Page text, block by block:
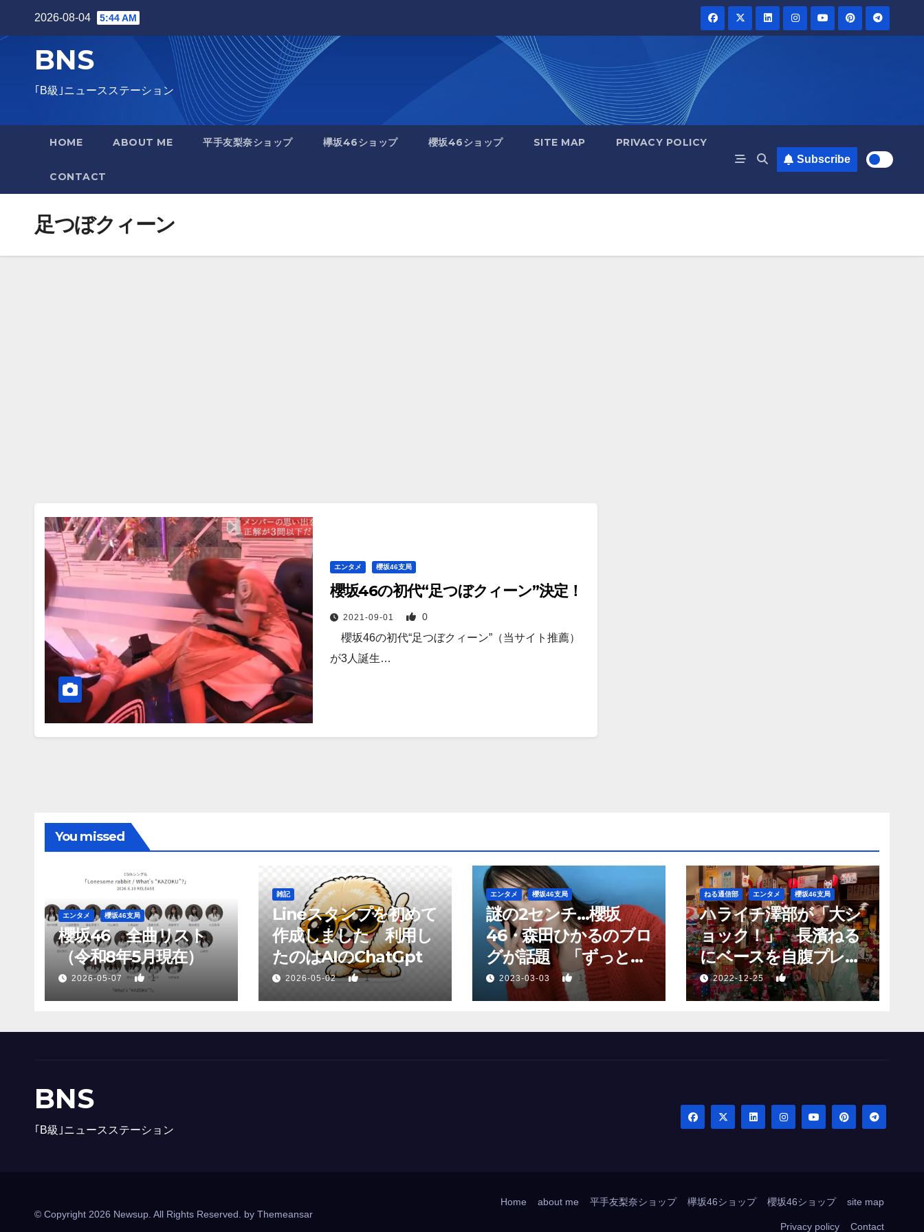
2026-08-04 5:44 AM
BNS
｢B級｣ニュースステーション
HOME ABOUT ME 平手友梨奈ショップ 欅坂46ショップ 櫻坂46ショップ SITE MAP PRIVACY POLICY
CONTACT
Subscribe
足つぼクィーン
エンタメ 櫻坂46支局
櫻坂46の初代“足つぼクィーン”決定！
2021-09-01 0
櫻坂46の初代“足つぼクィーン”（当サイト推薦）
が3人誕生…
You missed
エンタメ 櫻坂46支局
櫻坂46 全曲リスト
（令和8年5月現在）
2026-05-07 1
雑記
Lineスタンプを初めて
作成しました 利用し
たのはAIのChatGpt
2026-05-02 1
エンタメ 櫻坂46支局
謎の2センチ…櫻坂
46・森田ひかるのブロ
グが話題 「ずっと願
っていた、あれか？」
2023-03-03 1
ねる通信部 エンタメ 櫻坂46支局
ハライチ澤部が「大シ
ョック！」 長濱ねる
にベースを自腹プレゼ
ントするも…
2022-12-25 1
BNS
｢B級｣ニュースステーション
© Copyright 2026 Newsup. All Rights Reserved. by Themeansar
Home about me 平手友梨奈ショップ 欅坂46ショップ 櫻坂46ショップ site map
Privacy policy Contact